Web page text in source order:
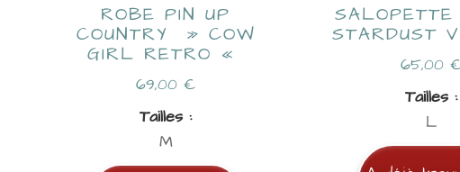
ROBE PIN UP
COUNTRY » COW
GIRL RETRO «
69,00 €
Tailles :
M
SALOPETTE
STARDUST
65,00
Tailles :
L